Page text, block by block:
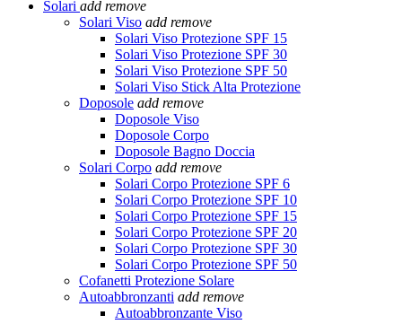
Solari add remove
Solari Viso add remove
Solari Viso Protezione SPF 15
Solari Viso Protezione SPF 30
Solari Viso Protezione SPF 50
Solari Viso Stick Alta Protezione
Doposole add remove
Doposole Viso
Doposole Corpo
Doposole Bagno Doccia
Solari Corpo add remove
Solari Corpo Protezione SPF 6
Solari Corpo Protezione SPF 10
Solari Corpo Protezione SPF 15
Solari Corpo Protezione SPF 20
Solari Corpo Protezione SPF 30
Solari Corpo Protezione SPF 50
Cofanetti Protezione Solare
Autoabbronzanti add remove
Autoabbronzante Viso